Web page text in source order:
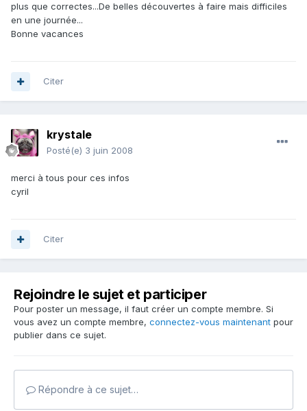
plus que correctes...De belles découvertes à faire mais difficiles
en une journée...
Bonne vacances
Citer
krystale
Posté(e) 3 juin 2008
merci à tous pour ces infos
cyril
Citer
Rejoindre le sujet et participer
Pour poster un message, il faut créer un compte membre. Si
vous avez un compte membre, connectez-vous maintenant pour
publier dans ce sujet.
Répondre à ce sujet…